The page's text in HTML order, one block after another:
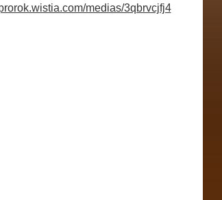
medias/3qbrvcjfj4